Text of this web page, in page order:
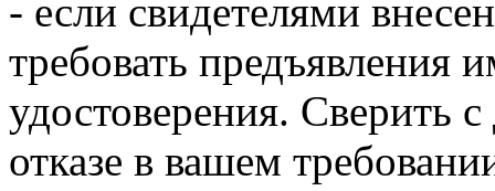
- если свидетелями
требовать предъявления
удостоверения. Сверить
отказе в вашем